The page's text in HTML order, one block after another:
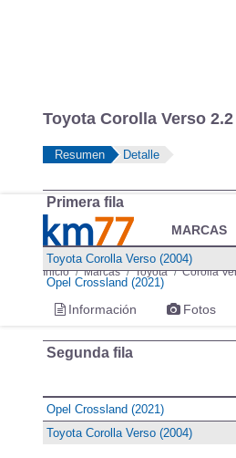
MARCAS
Inicio Marcas Toyota Corolla
Información Fotos
Toyota Corolla Verso
Resumen Detalle
Primera fila
Toyota Corolla Verso (2004)
Opel Crossland (2021)
Segunda fila
Opel Crossland (2021)
Toyota Corolla Verso (2004)